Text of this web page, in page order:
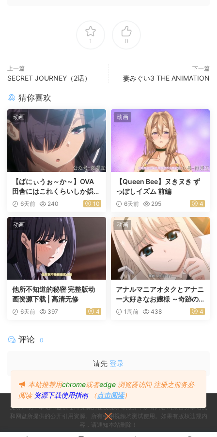
1 0
上一篇
SECRET JOURNEY（2话）
下一篇
妻みぐい3 THE ANIMATION
猜你喜欢
动画
【ばにぃうぉ～か～】OVA
田舎にはこれくらいしか娯楽
がない ＃1乡下几乎没有娱乐
6天前 240 10
动画
【Queen Bee】ヌきヌき ず
っぽしイズム 前編
6天前 295 4
动画
他所不知道的秘密 完整版动
画资源下载 | 高清无修
6天前 397 4
动画
アナルマニアオタクとアナニ
ー大好きなお嬢様 ～奇跡の
マッチング～ 前編
1周前 438 4
评论 0
请先 登录
免责声明：本站不提供任何资源的在线视听等服务，所有内容均来自分享站点
和网盘所提供的公开引用资源。所有引用视频均测试使用。如果有版权违规内
容，请通知本站删除！
本站推荐用chrome或者edge 浏览器访问 注册之前务必
阅读 资源下载使用指南 （点击阅读）